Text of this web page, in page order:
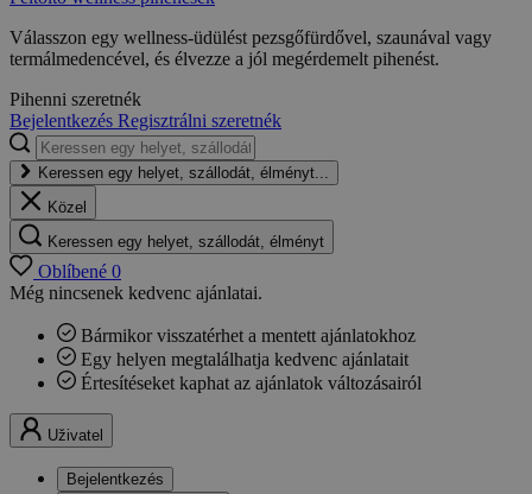
Válasszon egy wellness-üdülést pezsgőfürdővel, szaunával vagy
termálmedencével, és élvezze a jól megérdemelt pihenést.
Pihenni szeretnék
Bejelentkezés Regisztrálni szeretnék
Keressen egy helyet, szállodát, élményt...
Közel
Keressen egy helyet, szállodát, élményt
Oblíbené 0
Még nincsenek kedvenc ajánlatai.
Bármikor visszatérhet a mentett ajánlatokhoz
Egy helyen megtalálhatja kedvenc ajánlatait
Értesítéseket kaphat az ajánlatok változásairól
Uživatel
Bejelentkezés